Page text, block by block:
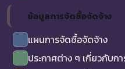
ข้อมูลการจัดซื้อจัดจ้าง
แผนการจัดซื้อจัดจ้าง
ประกาศต่าง ๆ เกี่ยวกับ